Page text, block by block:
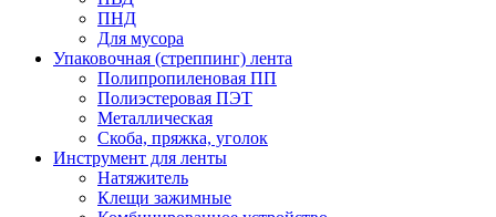
ПНД
Для мусора
Упаковочная (стреппинг) лента
Полипропиленовая ПП
Полиэстеровая ПЭТ
Металлическая
Скоба, пряжка, уголок
Инструмент для ленты
Натяжитель
Клещи зажимные